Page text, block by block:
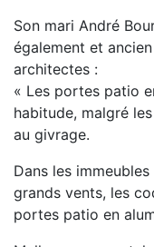
Son mari André
également et
architectes :
« Les portes patio
habitude, malgré
au givrage.
Dans les
grands vents, les
portes patio en